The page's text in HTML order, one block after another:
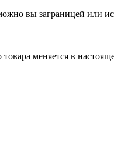
вы заграницей или
меняется в